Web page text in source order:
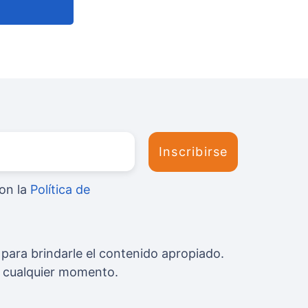
la Política de
brindarle el contenido apropiado.
momento.